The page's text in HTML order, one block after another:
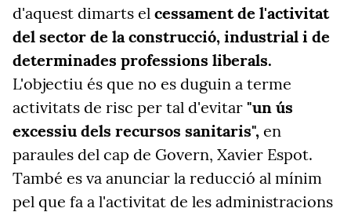
d'aquest dimarts el cessament de l'activitat
del sector de la construcció, industrial i de
determinades professions liberals.
L'objectiu és que no es duguin a terme
activitats de risc per tal d'evitar "un ús
excessiu dels recursos sanitaris", en
paraules del cap de Govern, Xavier Espot.
També es va anunciar la reducció al mínim
pel que fa a l'activitat de les administracions